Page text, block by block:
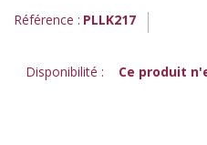
Référence : PLLK217
Disponibilité : Ce produit